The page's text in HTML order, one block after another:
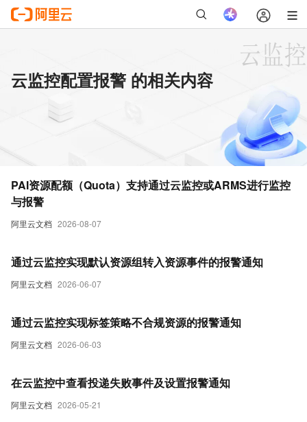
云监控配置报警 的相关内容
阿里云文档 2026-08-07
PAI资源配额（Quota）支持通过云监控或ARMS进行监控
与报警
阿里云文档 2026-06-07
通过云监控实现默认资源组转入资源事件的报警通知
阿里云文档 2026-06-03
通过云监控实现标签策略不合规资源的报警通知
阿里云文档 2026-05-21
在云监控中查看投递失败事件及设置报警通知